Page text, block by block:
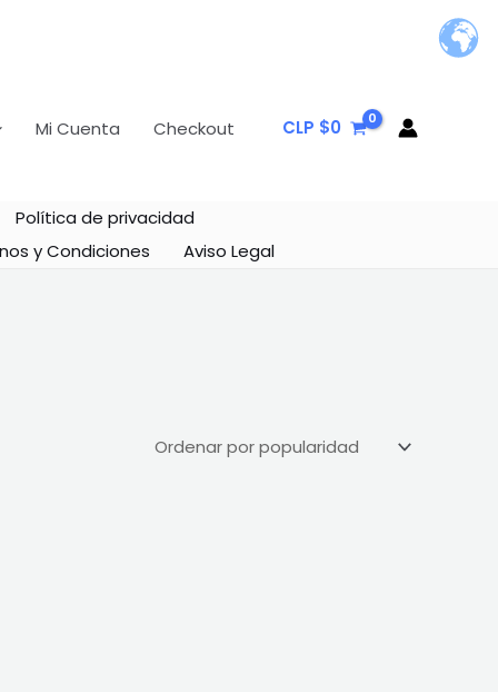
Mi Cuenta Checkout CLP $0
Política de privacidad
y Condiciones
Aviso Legal